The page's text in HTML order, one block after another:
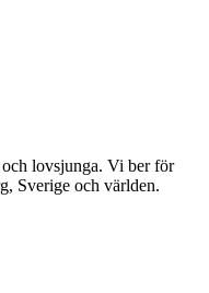
lovsjunga. Vi ber för
Sverige och världen.